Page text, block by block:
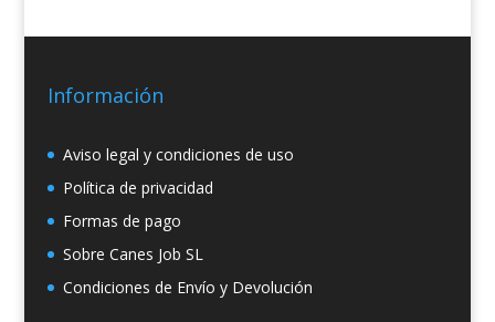
Información
Aviso legal y condiciones de uso
Política de privacidad
Formas de pago
Sobre Canes Job SL
Condiciones de Envío y Devolución